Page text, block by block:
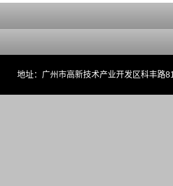
地址：广州市高新技术产业开发区科丰路